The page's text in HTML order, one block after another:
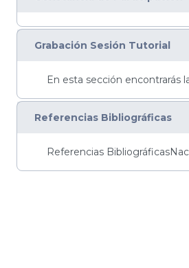
Grabación Sesión Tutorial
Referencias Bibliográficas